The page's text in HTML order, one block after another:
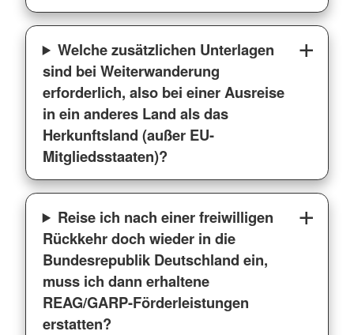
Welche zusätzlichen Unterlagen
sind bei Weiterwanderung
erforderlich, also bei einer Ausreise
in ein anderes Land als das
Herkunftsland (außer EU-
Mitgliedsstaaten)?
Reise ich nach einer freiwilligen
Rückkehr doch wieder in die
Bundesrepublik Deutschland ein,
muss ich dann erhaltene
REAG/GARP-Förderleistungen
erstatten?